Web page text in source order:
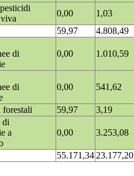
0,00
1,03
59,97
4.808,49
di
0,00 1.010,59
di
0,00 541,62
forestali 59,97
3,19
di
a
0,00 3.253,08
55.171,3423.177,20